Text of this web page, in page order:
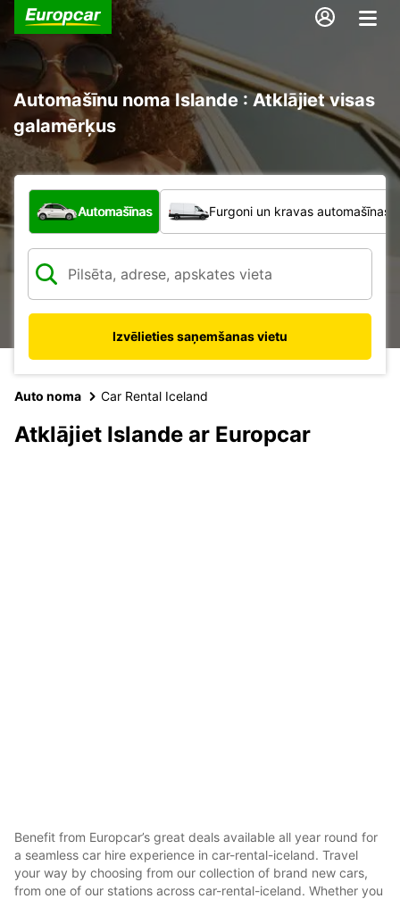
Automašīnu noma Islande : Atklājiet visas
galamērķus
Kāda veida transportlīdzeklis?
Automašīnas Furgoni un kravas automašīnas
Izvēlieties saņemšanas vietu
Auto noma Car Rental Iceland
Atklājiet Islande ar Europcar
Benefit from Europcar’s great deals available all year round for
a seamless car hire experience in car-rental-iceland. Travel
your way by choosing from our collection of brand new cars,
from one of our stations across car-rental-iceland. Whether you